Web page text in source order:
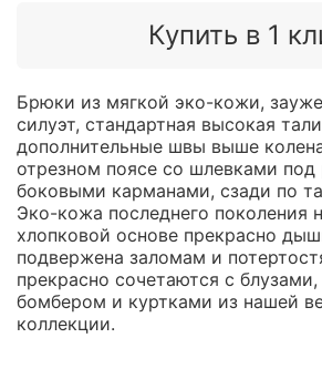
Купить в 1
Брюки из мягкой эко-кожи,
силуэт, стандартная высокая
дополнительные швы выше
отрезном поясе со шлевками под
боковыми карманами, сзади по
Эко-кожа последнего поколения
хлопковой основе прекрасно
подвержена заломам и
прекрасно сочетаются с
бомбером и куртками из нашей
коллекции.